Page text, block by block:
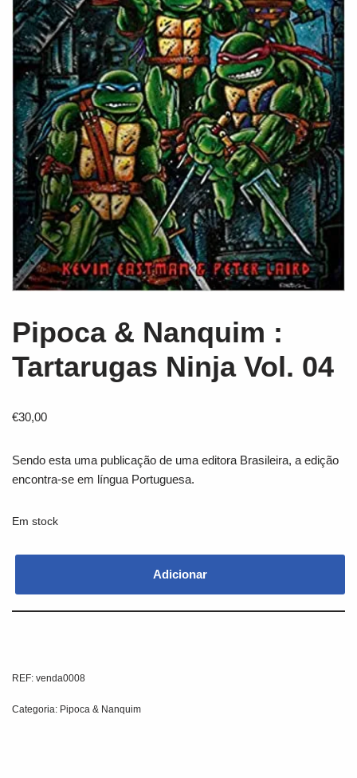
Pipoca & Nanquim :
Tartarugas Ninja Vol. 04
€30,00
Sendo esta uma publicação de uma editora Brasileira, a edição
encontra-se em língua Portuguesa.
Em stock
Adicionar
REF: venda0008
Categoria: Pipoca & Nanquim